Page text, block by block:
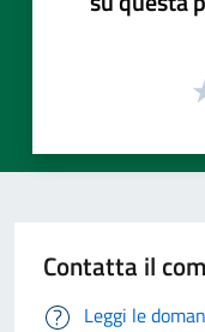
Contatta il
Leggi le